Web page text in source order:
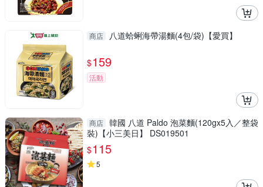
商店 八道蛤蜊海帶湯麵(4包/袋)【愛買】
$159
活動
商店 韓國 八道 Paldo 泡菜麵(120gx5入／整袋
裝)【小三美日】 DS019501
$115
5